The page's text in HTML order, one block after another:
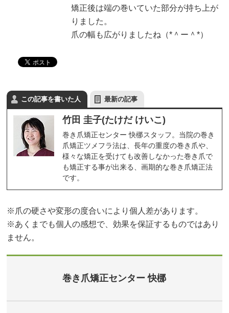
矯正後は端の巻いていた部分が持ち上が
りました。
爪の幅も広がりましたね（*＾ー＾*）
この記事を書いた人 最新の記事
竹田 圭子(たけだ けいこ)
巻き爪矯正センター 快梛スタッフ。当院の巻き
爪矯正ツメフラ法は、長年の重度の巻き爪や、
様々な矯正を受けても改善しなかった巻き爪で
も矯正する事が出来る、画期的な巻き爪矯正法
です。
※爪の硬さや変形の度合いにより個人差があります。
※あくまでも個人の感想で、効果を保証するものではあり
ません。
巻き爪矯正センター 快梛